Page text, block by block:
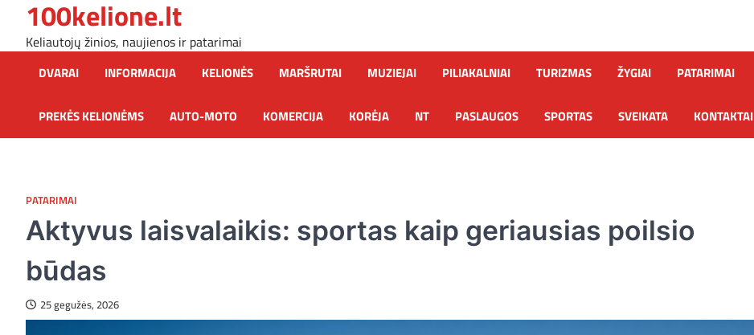
content
100kelione.lt
Keliautojų žinios, naujienos ir patarimai
DVARAI INFORMACIJA KELIONĖS MARŠRUTAI MUZIEJAI PILIAKALNIAI TURIZMAS ŽYGIAI PATARIMAI
PREKĖS KELIONĖMS AUTO-MOTO KOMERCIJA KORĖJA NT PASLAUGOS SPORTAS SVEIKATA KONTAKTAI
PATARIMAI
Aktyvus laisvalaikis: sportas kaip geriausias poilsio
būdas
25 gegužės, 2026